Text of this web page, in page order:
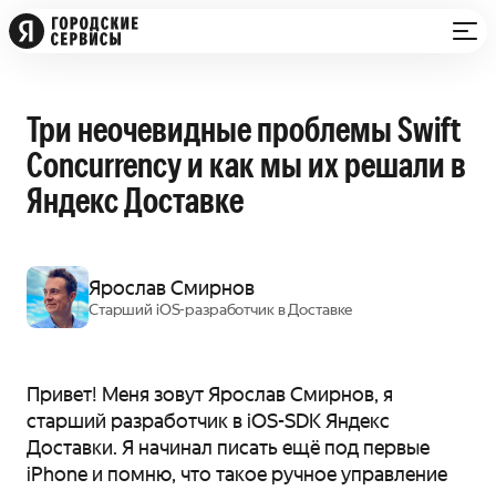
Три неочевидные проблемы Swift
Concurrency и как мы их решали в
Яндекс Доставке
Ярослав Смирнов
Старший iOS-разработчик в Доставке
Привет! Меня зовут Ярослав Смирнов, я
старший разработчик в iOS-SDK Яндекс
Доставки. Я начинал писать ещё под первые
iPhone и помню, что такое ручное управление